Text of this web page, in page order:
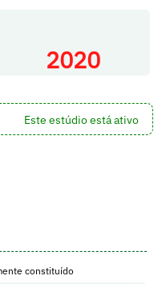
2020
Este estúdio está ativo
constituído